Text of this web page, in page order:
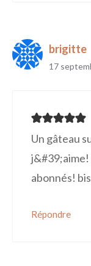
brigitte
17
Un gâteau
abonnés!
Répondre